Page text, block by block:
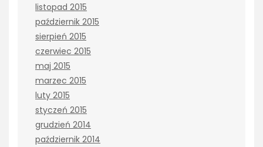
listopad 2015
październik 2015
sierpień 2015
czerwiec 2015
maj 2015
marzec 2015
luty 2015
styczeń 2015
grudzień 2014
październik 2014